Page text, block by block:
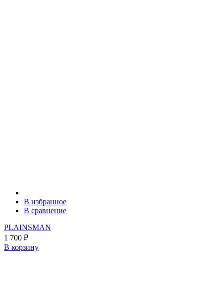
В избранное
В сравнение
PLAINSMAN
1 700 ₽
В корзину